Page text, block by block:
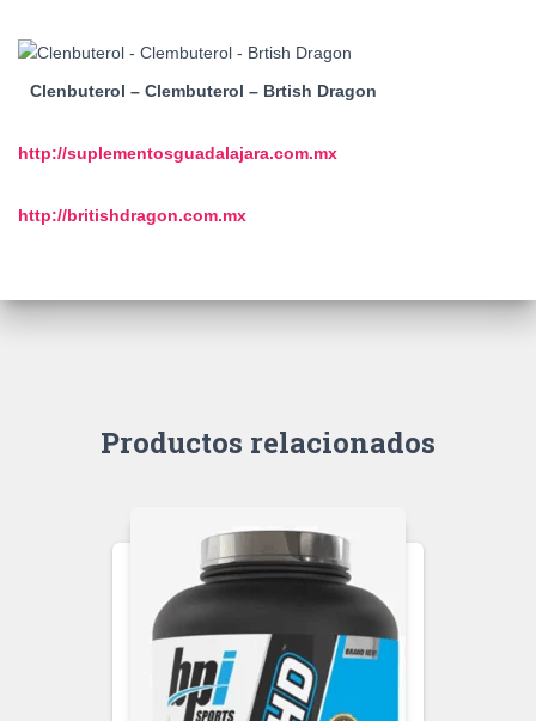
Clenbuterol – Clembuterol – Brtish Dragon
http://suplementosguadalajara.com.mx
http://britishdragon.com.mx
Productos relacionados